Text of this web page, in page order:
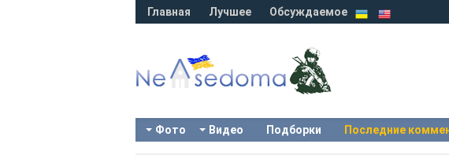
Главная Лучшее Обсуждаемое
Фото Видео Подборки Последние